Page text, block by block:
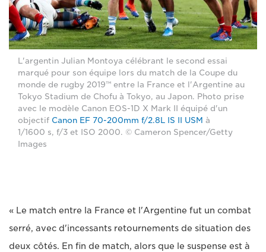
L'argentin Julian Montoya célébrant le second essai
marqué pour son équipe lors du match de la Coupe du
monde de rugby 2019™ entre la France et l'Argentine au
Tokyo Stadium de Chofu à Tokyo, au Japon. Photo prise
avec le modèle Canon EOS-1D X Mark II équipé d'un
objectif Canon EF 70-200mm f/2.8L IS II USM à
1/1600 s, f/3 et ISO 2000. © Cameron Spencer/Getty
Images
« Le match entre la France et l'Argentine fut un combat
serré, avec d'incessants retournements de situation des
deux côtés. En fin de match, alors que le suspense est à